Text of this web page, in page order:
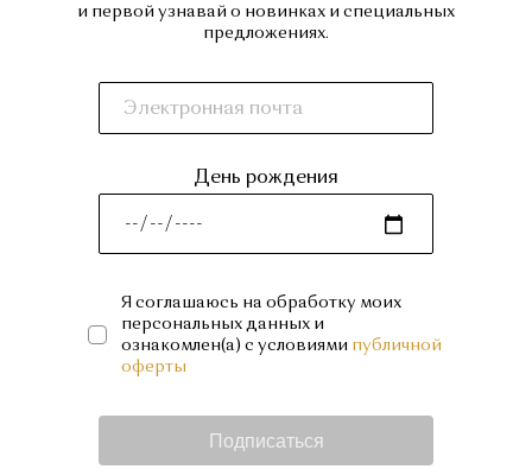
и первой узнавай о новинках и специальных
предложениях.
День рождения
Я соглашаюсь на обработку моих
персональных данных и
ознакомлен(а) с условиями публичной
оферты
Подписаться